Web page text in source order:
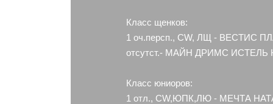
Класс щенков:
1 оч.персп., CW, ЛЩ - ВЕСТИС
отсутст.- МАЙН ДРИМС ИСТЕЛЬ
Класс юниоров:
1 отл., CW,ЮПК,ЛЮ - МЕЧТА